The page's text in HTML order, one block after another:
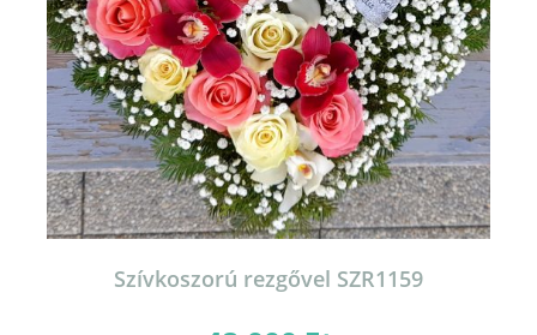
Szívkoszorú rezgővel SZR1159